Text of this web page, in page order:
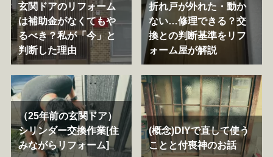
玄関ドアのリフォーム
は補助金がなくてもや
るべき？私が「今」と
判断した理由
折れ戸が外れた・動か
ない…修理できる？交
換との判断基準をリフ
ォーム屋が解説
（25年前の玄関ドア）
シリンダー交換作業[住
みながらリフォーム]
(概念)DIYで直して使う
ことと付喪神のお話